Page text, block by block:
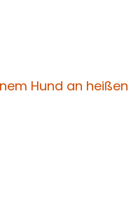
Hund an heißen